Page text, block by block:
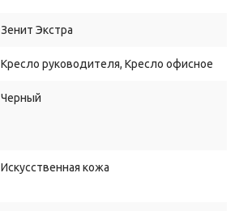
Зенит Экстра
Кресло руководителя, Кресло офисное
Черный
Искусственная кожа